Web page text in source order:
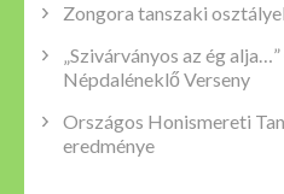
Zongora tanszaki
„Szivárványos az ég
Népdaléneklő Verseny
Országos Honismereti
eredménye